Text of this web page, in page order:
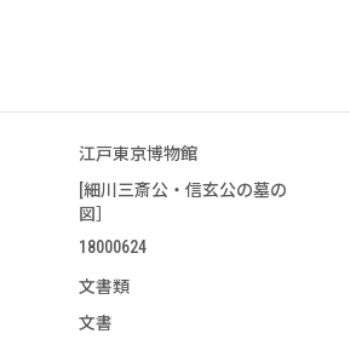
江戸東京博物館
[細川三斎公・信玄公の墓の
図］
18000624
文書類
文書